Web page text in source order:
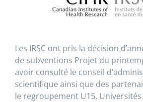
Les IRSC ont pris la décision
de subventions Projet du
avoir consulté le conseil
scientifique ainsi que des
le regroupement U15, Universités